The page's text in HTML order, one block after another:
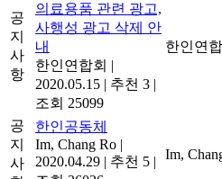
공
지
사
항
의료용품 관련 광고,
사행성 광고 삭제 안
내
한인연합회 |
2020.05.15 | 추천 3 |
조회 25099
한인연
공
지
사
한인공동체
Im, Chang Ro |
2020.04.29 | 추천 5 |
Im,